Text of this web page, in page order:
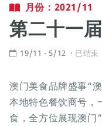
月份：2021/11
第二十一
19/11 - 5/12 已结束
澳门美食品牌盛事“
本地特色餐饮商号，
食，全方位展现澳门